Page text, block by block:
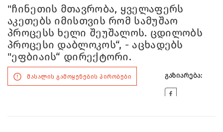
"ჩინეთის მთავრობა, ყველაფერს
აკეთებს იმისთვის რომ სამუშაო
პროცესს ხელი შეუშალოს. ცდილობს
პროცესი დაბლოკოს“, - აცხადებს
"ეფბიაის“ დირექტორი.
მასალის გამოყენების პირობები გაზიარება: